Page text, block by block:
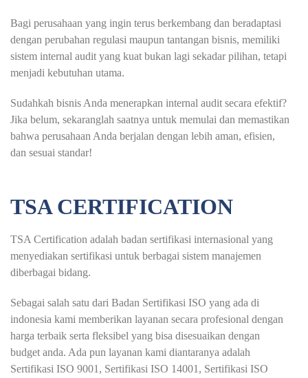
Bagi perusahaan yang ingin terus berkembang dan beradaptasi
dengan perubahan regulasi maupun tantangan bisnis, memiliki
sistem internal audit yang kuat bukan lagi sekadar pilihan, tetapi
menjadi kebutuhan utama.
Sudahkah bisnis Anda menerapkan internal audit secara efektif?
Jika belum, sekaranglah saatnya untuk memulai dan memastikan
bahwa perusahaan Anda berjalan dengan lebih aman, efisien,
dan sesuai standar!
TSA CERTIFICATION
TSA Certification adalah badan sertifikasi internasional yang
menyediakan sertifikasi untuk berbagai sistem manajemen
diberbagai bidang.
Sebagai salah satu dari Badan Sertifikasi ISO yang ada di
indonesia kami memberikan layanan secara profesional dengan
harga terbaik serta fleksibel yang bisa disesuaikan dengan
budget anda. Ada pun layanan kami diantaranya adalah
Sertifikasi ISO 9001, Sertifikasi ISO 14001, Sertifikasi ISO